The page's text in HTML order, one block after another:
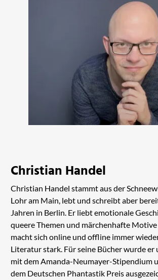
Christian Handel
Christian Handel stammt aus der
Lohr am Main, lebt und schreibt aber
Jahren in Berlin. Er liebt emotionale
queere Themen und märchenhafte
macht sich online und offline immer
Literatur stark. Für seine Bücher wurde er
mit dem Amanda-Neumayer-Stipendium
dem Deutschen Phantastik Preis